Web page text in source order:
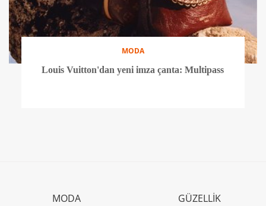
MODA
Louis Vuitton'dan yeni imza çanta: Multipass
MODA GÜZELLİK